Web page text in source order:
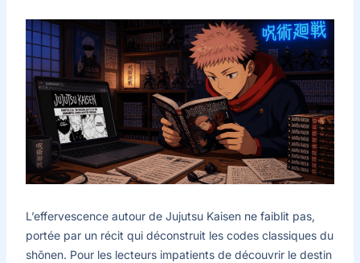
L’effervescence autour de Jujutsu Kaisen ne faiblit pas,
portée par un récit qui déconstruit les codes classiques du
shōnen. Pour les lecteurs impatients de découvrir le destin